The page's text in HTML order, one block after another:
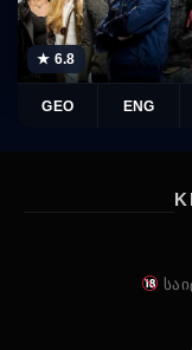
★ 6.8
GEO ENG